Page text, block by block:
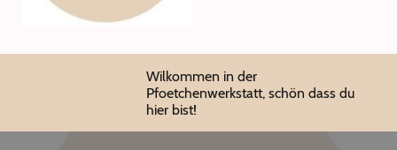
Wilkommen in der
Pfoetchenwerkstatt, schön dass du
hier bist!